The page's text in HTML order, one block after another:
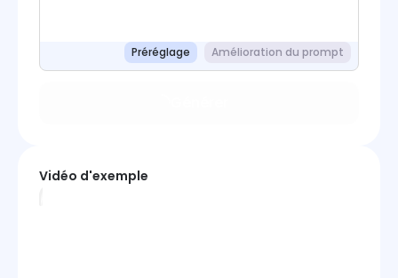
Préréglage Amélioration du prompt
Vidéo d'exemple